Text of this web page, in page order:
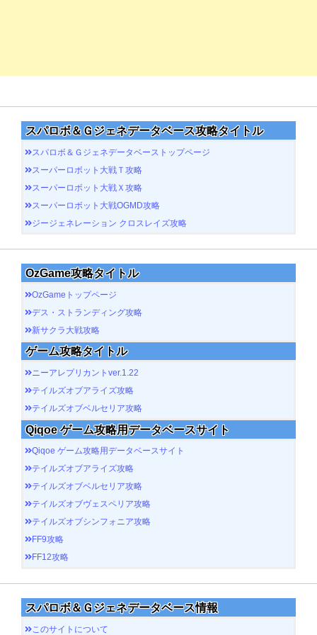
スパロボ＆Ｇジェネデータベース攻略タイトル
スパロボ＆Ｇジェネデータベーストップページ
スーパーロボット大戦Ｔ攻略
スーパーロボット大戦Ｘ攻略
スーパーロボット大戦OGMD攻略
ジージェネレーション クロスレイズ攻略
OzGame攻略タイトル
OzGameトップページ
デス・ストランディング攻略
新サクラ大戦攻略
ゲーム攻略タイトル
ニーアレプリカントver.1.22
テイルズオブアライズ攻略
テイルズオブベルセリア攻略
Qiqoe ゲーム攻略用データベースサイト
Qiqoe ゲーム攻略用データベースサイト
テイルズオブアライズ攻略
テイルズオブベルセリア攻略
テイルズオブヴェスペリア攻略
テイルズオブシンフォニア攻略
FF9攻略
FF12攻略
スパロボ＆Ｇジェネデータベース情報
このサイトについて